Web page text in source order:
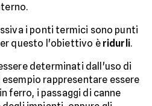
i ponti termici sono punti
questo l'obiettivo è ridurli.
determinati dall'uso di
rappresentare essere
ferro, i passaggi di canne